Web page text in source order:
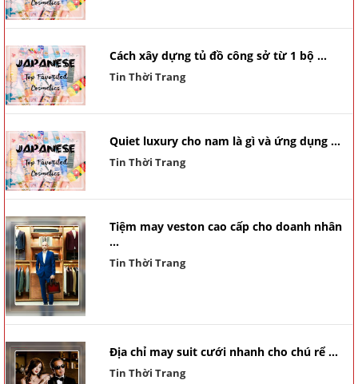
Cách xây dựng tủ đồ công sở từ 1 bộ ...
Tin Thời Trang
Quiet luxury cho nam là gì và ứng dụng ...
Tin Thời Trang
Tiệm may veston cao cấp cho doanh nhân
...
Tin Thời Trang
Địa chỉ may suit cưới nhanh cho chú rể ...
Tin Thời Trang